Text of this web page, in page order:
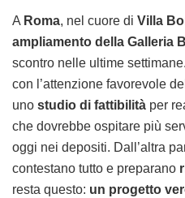
A Roma, nel cuore di Villa
ampliamento della Galleria
scontro nelle ultime
con l’attenzione favorevole del
uno studio di fattibilità per
che dovrebbe ospitare più
oggi nei depositi. Dall’altra
contestano tutto e preparano
resta questo: un progetto